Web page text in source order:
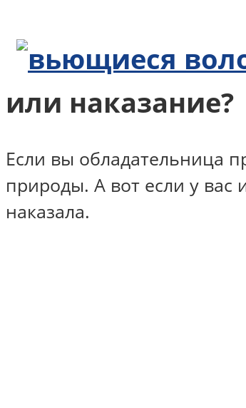
или наказание?
Если вы обладательница
природы. А вот если у вас
наказала.